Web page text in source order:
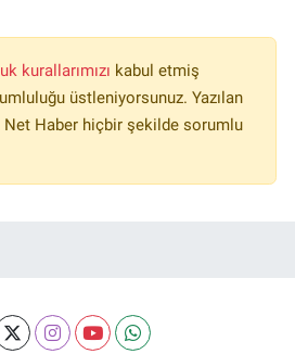
kurallarımızı kabul etmiş
üstleniyorsunuz. Yazılan
Net Haber hiçbir şekilde sorumlu